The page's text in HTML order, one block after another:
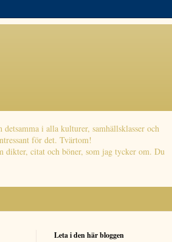
i alla kulturer, samhällsklasser och
för det. Tvärtom!
citat och böner, som jag tycker om. Du
Leta i den här bloggen